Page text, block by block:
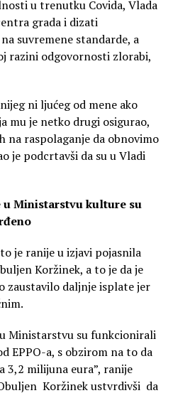
u trenutku Covida, Vlada
grada i dizati
suvremene standarde, a
razini odgovornosti zlorabi,
ni ljućeg od mene ako
mu je netko drugi osigurao,
na raspolaganje da obnovimo
je podcrtavši da su u Vladi
Ministarstvu kulture su
je ranije u izjavi pojasnila
Koržinek, a to je da je
zaustavilo daljnje isplate jer
Ministarstvu su funkcionirali
EPPO-a, s obzirom na to da
3,2 milijuna eura”, ranije
Koržinek ustvrdivši da